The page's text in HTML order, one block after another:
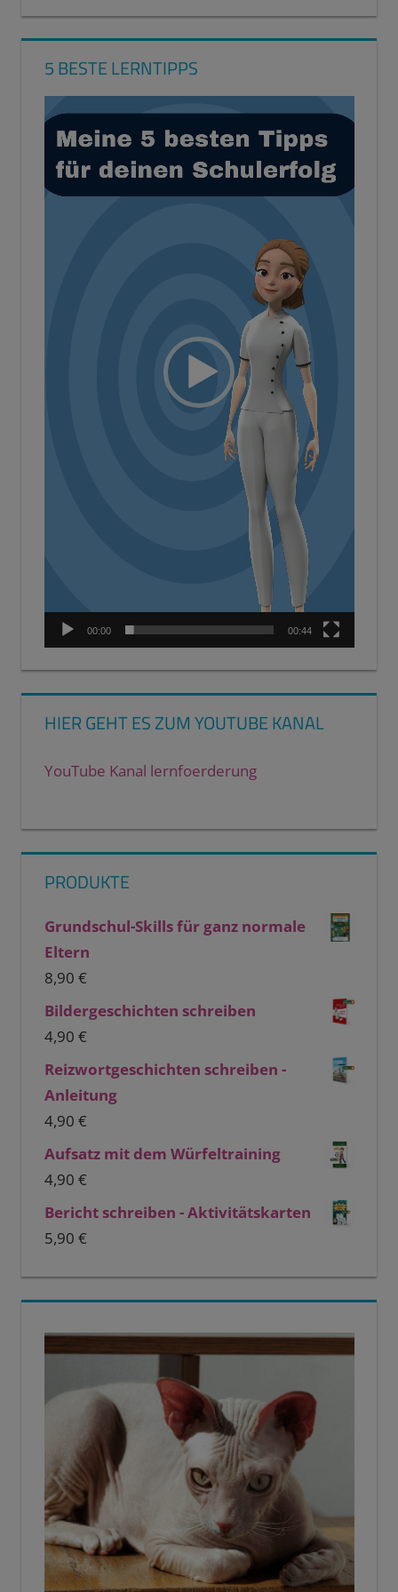
5 BESTE LERNTIPPS
Video-
Player
00:00 00:44
HIER GEHT ES ZUM YOUTUBE KANAL
YouTube Kanal lernfoerderung
PRODUKTE
Grundschul-Skills für ganz normale
Eltern
8,90 €
Bildergeschichten schreiben
4,90 €
Reizwortgeschichten schreiben -
Anleitung
4,90 €
Aufsatz mit dem Würfeltraining
4,90 €
Bericht schreiben - Aktivitätskarten
5,90 €